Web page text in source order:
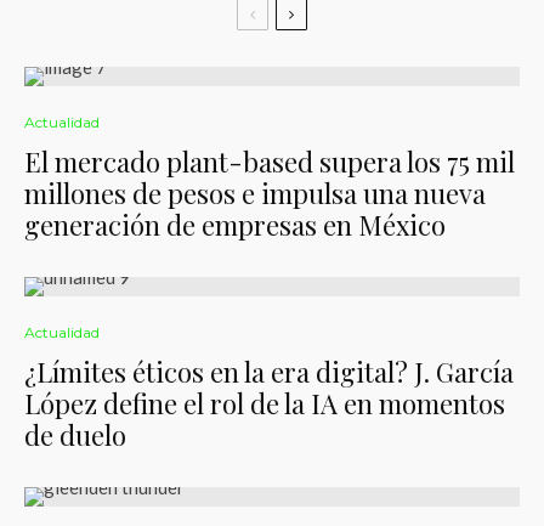
Actualidad
El mercado plant-based supera los 75 mil
millones de pesos e impulsa una nueva
generación de empresas en México
Actualidad
¿Límites éticos en la era digital? J. García
López define el rol de la IA en momentos
de duelo